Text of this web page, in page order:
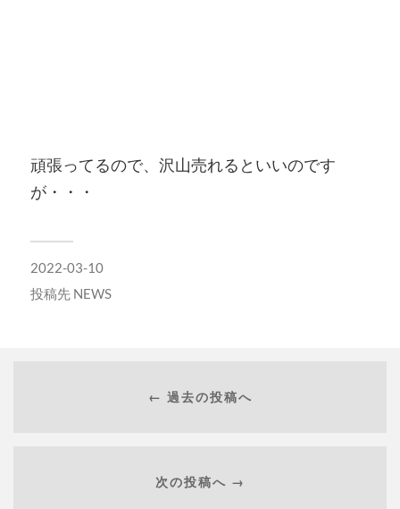
頑張ってるので、沢山売れるといいのです
が・・・
2022-03-10
投稿先 NEWS
← 過去の投稿へ
次の投稿へ →